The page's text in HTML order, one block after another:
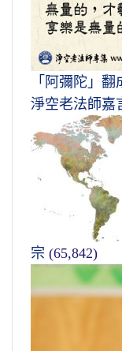
「阿彌陀」
淨空老法師嘉
宗 (65,842)